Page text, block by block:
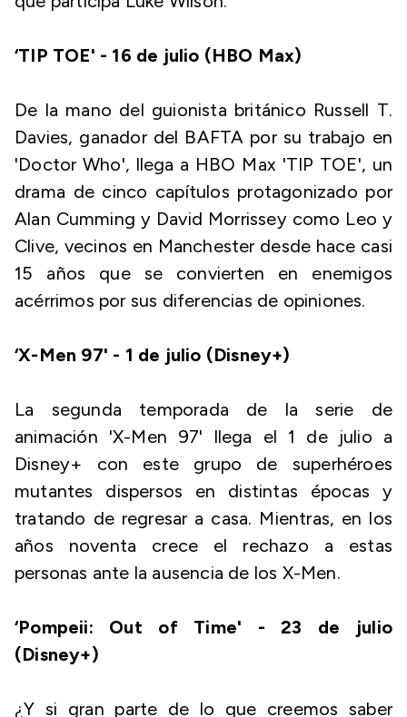
‘TIP TOE' - 16 de julio (HBO Max)
De la mano del guionista británico Russell T.
Davies, ganador del BAFTA por su trabajo en
'Doctor Who', llega a HBO Max 'TIP TOE', un
drama de cinco capítulos protagonizado por
Alan Cumming y David Morrissey como Leo y
Clive, vecinos en Manchester desde hace casi
15 años que se convierten en enemigos
acérrimos por sus diferencias de opiniones.
‘X-Men 97' - 1 de julio (Disney+)
La segunda temporada de la serie de
animación 'X-Men 97' llega el 1 de julio a
Disney+ con este grupo de superhéroes
mutantes dispersos en distintas épocas y
tratando de regresar a casa. Mientras, en los
años noventa crece el rechazo a estas
personas ante la ausencia de los X-Men.
‘Pompeii: Out of Time' - 23 de julio
(Disney+)
¿Y si gran parte de lo que creemos saber